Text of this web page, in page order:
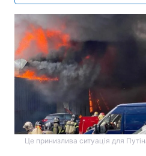
Це принизлива ситуація для